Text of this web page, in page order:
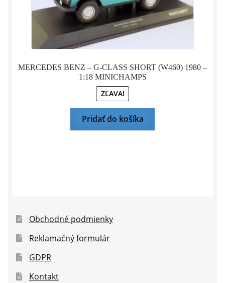
MERCEDES BENZ – G-CLASS SHORT (W460) 1980 –
1:18 MINICHAMPS
ZĽAVA!
Pridať do košíka
Obchodné podmienky
Reklamačný formulár
GDPR
Kontakt